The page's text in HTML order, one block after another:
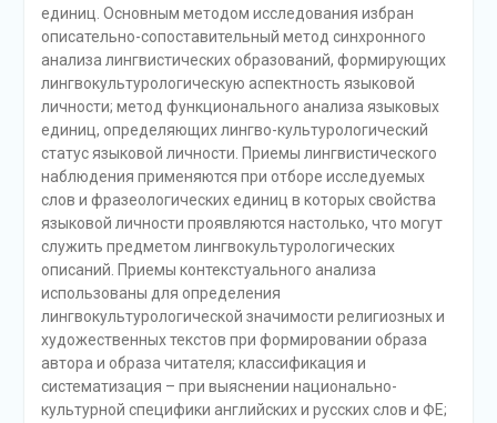
единиц. Основным методом исследования избран
описательно-сопоставительный метод синхронного
анализа лингвистических образований, формирующих
лингвокультурологическую аспектность языковой
личности; метод функционального анализа языковых
единиц, определяющих лингво-культурологический
статус языковой личности. Приемы лингвистического
наблюдения применяются при отборе исследуемых
слов и фразеологических единиц в которых свойства
языковой личности проявляются настолько, что могут
служить предметом лингвокультурологических
описаний. Приемы контекстуального анализа
использованы для определения
лингвокультурологической значимости религиозных и
художественных текстов при формировании образа
автора и образа читателя; классификация и
систематизация – при выяснении национально-
культурной специфики английских и русских слов и ФЕ;